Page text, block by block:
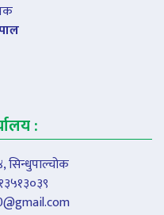
:
सिन्धुपाल्चोक